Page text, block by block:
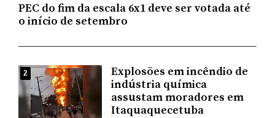
PEC do fim da escala 6x1 deve ser votada até
o início de setembro
2
Explosões em incêndio de
indústria química
assustam moradores em
Itaquaquecetuba